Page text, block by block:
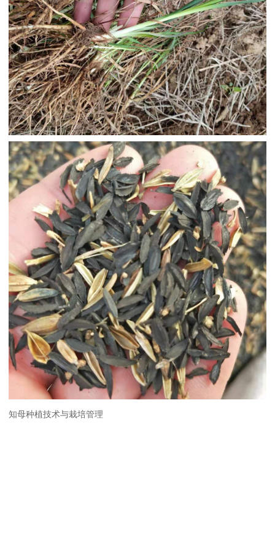
知母种植技术与栽培管理